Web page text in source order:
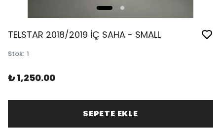
TELSTAR 2018/2019 İÇ SAHA - SMALL
Stok: 1
₺ 1,250.00
SEPETE EKLE